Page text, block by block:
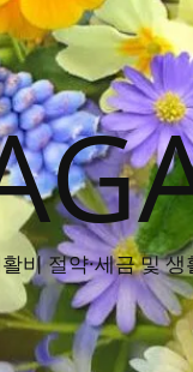
비 절약·세금 및